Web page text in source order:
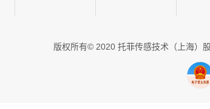
版权所有© 2020 托菲传感技术（上海）